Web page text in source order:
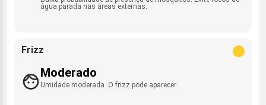
água parada nas áreas externas.
Frizz
Moderado
Umidade moderada. O frizz pode aparecer.